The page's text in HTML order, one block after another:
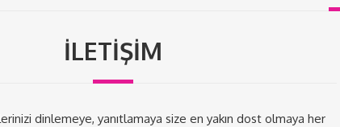
İLETİŞİM
dinlemeye, yanıtlamaya size en yakın dost olmaya her